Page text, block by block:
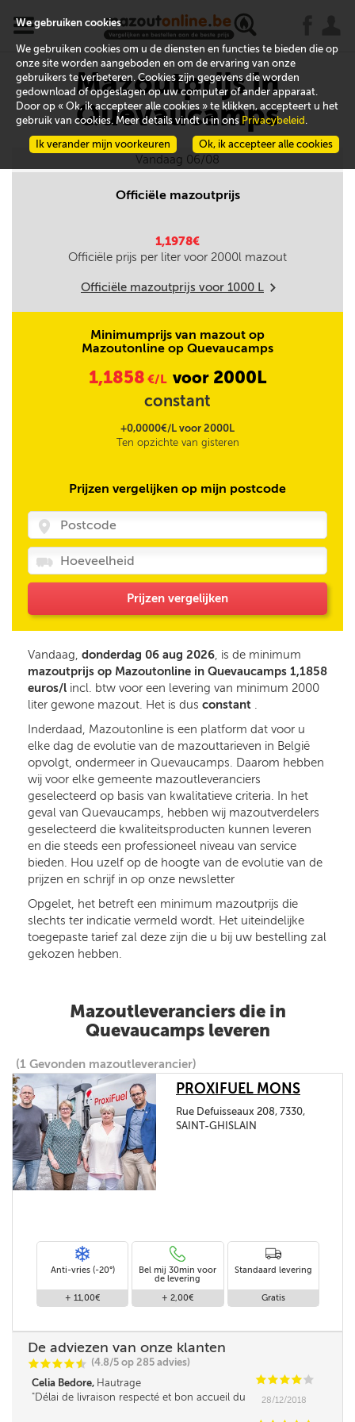
x
Mazoutprijs in
Quevaucamps
Vandaag 06/08
Officiële mazoutprijs
1,1978€
Officiële prijs per liter voor 2000l mazout
Officiële mazoutprijs voor 1000 L m
Minimumprijs van mazout op
Mazoutonline op Quevaucamps
1,1858 €/L voor 2000L
constant
+0,0000€/L voor 2000L
Ten opzichte van gisteren
Prijzen vergelijken op mijn postcode
Prijzen vergelijken
Vandaag, donderdag 06 aug 2026, is de minimum
mazoutprijs op Mazoutonline in Quevaucamps 1,1858
euros/l incl. btw voor een levering van minimum 2000
liter gewone mazout. Het is dus constant .
Inderdaad, Mazoutonline is een platform dat voor u
elke dag de evolutie van de mazouttarieven in België
opvolgt, ondermeer in Quevaucamps. Daarom hebben
wij voor elke gemeente mazoutleveranciers
geselecteerd op basis van kwalitatieve criteria. In het
geval van Quevaucamps, hebben wij mazoutverdelers
geselecteerd die kwaliteitsproducten kunnen leveren
en die steeds een professioneel niveau van service
bieden. Hou uzelf op de hoogte van de evolutie van de
prijzen en schrijf in op onze newsletter
Opgelet, het betreft een minimum mazoutprijs die
slechts ter indicatie vermeld wordt. Het uiteindelijke
toegepaste tarief zal deze zijn die u bij uw bestelling zal
gekozen hebben.
Mazoutleveranciers die in
Quevaucamps leveren
(1 Gevonden mazoutleverancier)
PROXIFUEL MONS
Rue Defuisseaux 208, 7330,
SAINT-GHISLAIN
Anti-vries (-20°)
+ 11,00€
Bel mij 30min voor
de levering
+ 2,00€
Standaard levering
Gratis
De adviezen van onze klanten
CCCCi
@ (4.8/5 op 285 advies)
Celia Bedore, Hautrage CCCC C
Délai de livraison respecté et bon accueil du
28/12/2018
We gebruiken cookies
We gebruiken cookies om u de diensten en functies te bieden die op
onze site worden aangeboden en om de ervaring van onze
gebruikers te verbeteren. Cookies zijn gegevens die worden
gedownload of opgeslagen op uw computer of ander apparaat.
Door op « Ok, ik accepteer alle cookies » te klikken, accepteert u het
gebruik van cookies. Meer details vindt u in ons Privacybeleid .
Ok, ik accepteer alle cookies
Ik verander mijn voorkeuren